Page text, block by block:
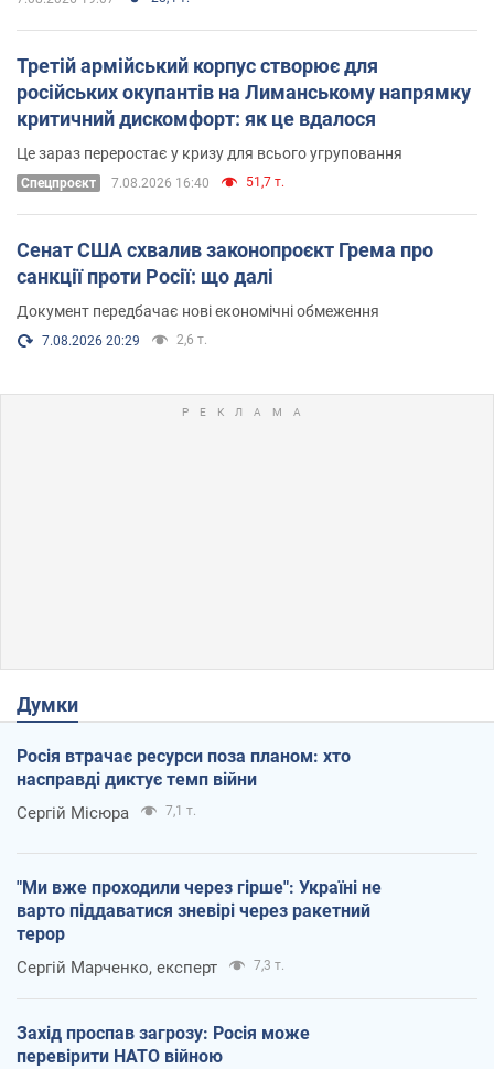
Третій армійський корпус створює для
російських окупантів на Лиманському напрямку
критичний дискомфорт: як це вдалося
Це зараз переростає у кризу для всього угруповання
Cпецпроєкт 7.08.2026 16:40 51,7 т.
Сенат США схвалив законопроєкт Грема про
санкції проти Росії: що далі
Документ передбачає нові економічні обмеження
7.08.2026 20:29 2,6 т.
Думки
Росія втрачає ресурси поза планом: хто
насправді диктує темп війни
Сергій Місюра 7,1 т.
"Ми вже проходили через гірше": Україні не
варто піддаватися зневірі через ракетний
терор
Сергій Марченко, експерт 7,3 т.
Захід проспав загрозу: Росія може
перевірити НАТО війною